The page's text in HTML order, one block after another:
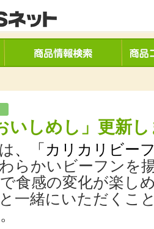
いしめし」更新
、「カリカリビー
らかいビーフンを
食感の変化が楽し
一緒にいただくこ